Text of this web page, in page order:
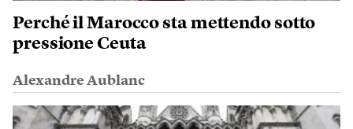
Perché il Marocco sta mettendo sotto
pressione Ceuta
Alexandre Aublanc